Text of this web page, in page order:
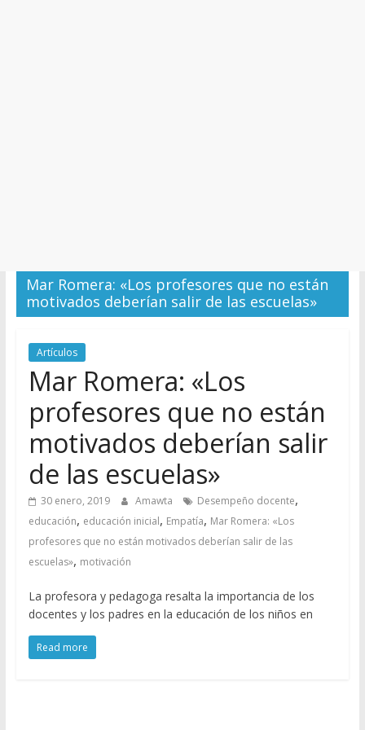
Mar Romera: «Los profesores que no están
motivados deberían salir de las escuelas»
Artículos
Mar Romera: «Los
profesores que no están
motivados deberían salir
de las escuelas»
30 enero, 2019 Amawta Desempeño docente,
educación, educación inicial, Empatía, Mar Romera: «Los
profesores que no están motivados deberían salir de las
escuelas», motivación
La profesora y pedagoga resalta la importancia de los
docentes y los padres en la educación de los niños en
Read more